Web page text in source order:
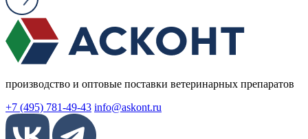
производство и оптовые поставки ветеринарных препаратов
+7 (495) 781-49-43 info@askont.ru